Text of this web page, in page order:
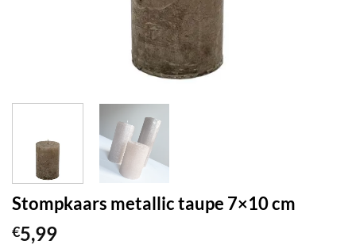
Stompkaars metallic taupe 7×10 cm
€5,99